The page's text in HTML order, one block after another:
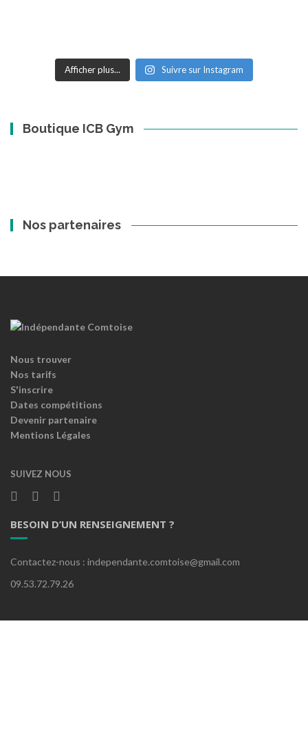
Afficher plus... Suivre sur Instagram
Boutique ICB Gym
Nos partenaires
Nous trouver
Nos tarifs
S'inscrire
Dates compétitions
Devenir partenaire
Mentions Légales
SUIVEZ NOUS
BESOIN D’UN RENSEIGNEMENT ?
Contactez-nous : independante.comtoise@gmail.com
09.53.72.79.26